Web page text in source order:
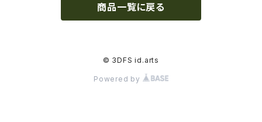
PA（ナイロン）
アレルギー物質フリー
Bambuコイル対応
商品一覧に戻る
© 3DFS id.arts
Powered by